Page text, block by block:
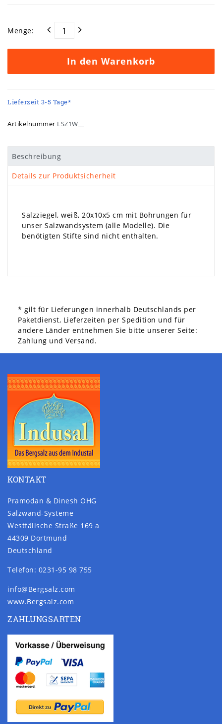
Menge:
In den Warenkorb
Lieferzeit 3-5 Tage*
Artikelnummer LSZ1W__
Beschreibung
Details zur Produktsicherheit
Salzziegel, weiß, 20x10x5 cm mit Bohrungen für
unser Salzwandsystem (alle Modelle). Die
benötigten Stifte sind nicht enthalten.
* gilt für Lieferungen innerhalb Deutschlands per
Paketdienst, Lieferzeiten per Spedition und für
andere Länder entnehmen Sie bitte unserer Seite:
Zahlung und Versand.
KONTAKT
Pramodan & Dinesh OHG
Salzwand-Systeme
Westfälische Straße 169 a
44309 Dortmund
Deutschland
Telefon: 0231-95 98 755
info@Bergsalz.com
www.Bergsalz.com
ZAHLUNGSARTEN